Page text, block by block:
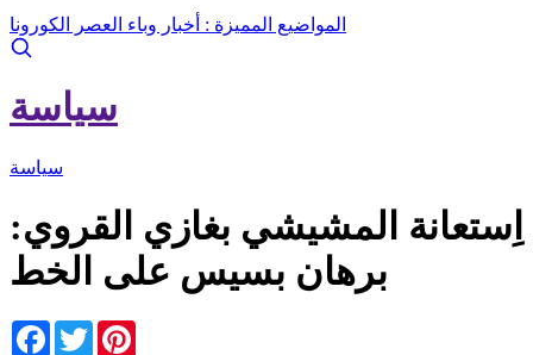
المواضيع المميزة : أخبار وباء العصر الكورونا
سياسة
سياسة
اِستعانة المشيشي بغازي القروي:
برهان بسيس على الخط
Facebook
Twitter